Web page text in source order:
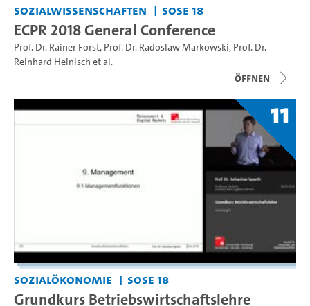
Sozialwissenschaften SoSe 18
ECPR 2018 General Conference
Prof. Dr. Rainer Forst, Prof. Dr. Radoslaw Markowski, Prof. Dr.
Reinhard Heinisch et al.
Öffnen
11
Sozialökonomie SoSe 18
Grundkurs Betriebswirtschaftslehre